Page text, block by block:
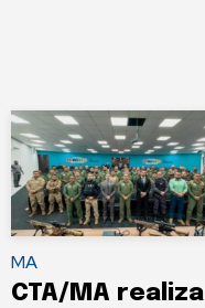
MA
CTA/MA realiza